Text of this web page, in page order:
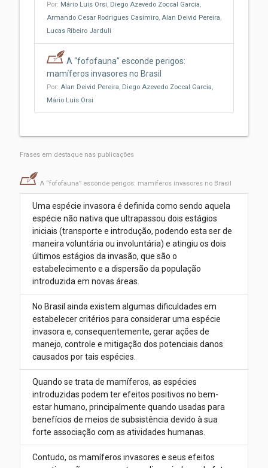
Por: Mário Luis Orsi, Diego Azevedo Zoccal Garcia,
Armando Cesar Rodrigues Casimiro, Alan Deivid Pereira,
Lucas Ribeiro Jarduli
A “fofofauna” esconde perigos:
mamíferos invasores no Brasil
Por: Alan Deivid Pereira, Diego Azevedo Zoccal Garcia,
Mário Luis Orsi
Frases em destaque nas publicações
A “fofofauna” esconde perigos: mamíferos invasores no Brasil
Uma espécie invasora é definida como sendo aquela
espécie não nativa que ultrapassou dois estágios
iniciais (transporte e introdução, podendo esta ser de
maneira voluntária ou involuntária) e atingiu os dois
últimos estágios da invasão, que são o
estabelecimento e a dispersão da população
introduzida em novas áreas.
No Brasil ainda existem algumas dificuldades em
estabelecer critérios para considerar uma espécie
invasora e, consequentemente, gerar ações de
manejo, controle e mitigação dos potenciais danos
causados por tais espécies.
Quando se trata de mamíferos, as espécies
introduzidas podem ter efeitos positivos no bem-
estar humano, principalmente quando usadas para
benefícios de meios de subsistência devido à sua
forte associação com as atividades humanas.
Contudo, os mamíferos invasores e seus efeitos